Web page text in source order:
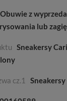
Obuwie z
lub
Sneakersy
cz.1